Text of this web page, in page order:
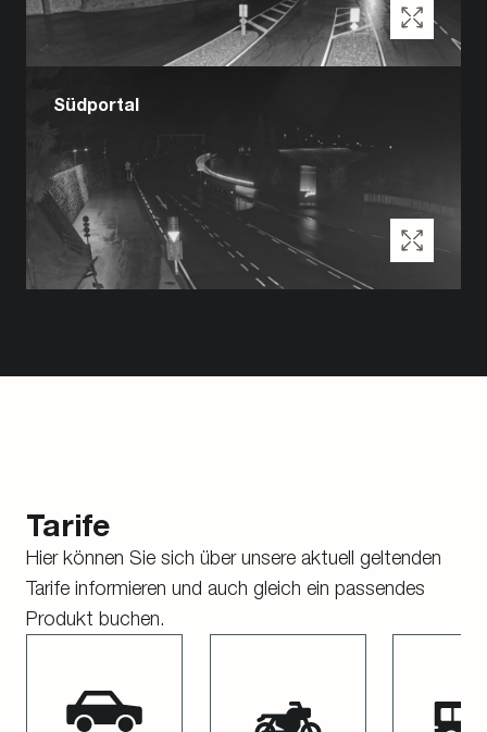
Südportal
Tarife
Hier können Sie sich über unsere aktuell geltenden
Tarife informieren und auch gleich ein passendes
Produkt buchen.